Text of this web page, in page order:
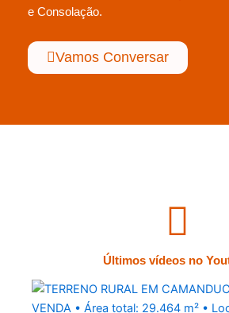
e Consolação.
Vamos Conversar
Últimos vídeos no